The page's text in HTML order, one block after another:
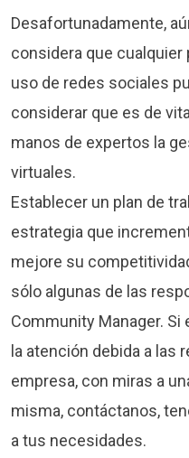
Desafortunadamente,
considera que
uso de redes sociales
considerar que es de
manos de expertos la
virtuales.
Establecer un plan de
estrategia que
mejore su
sólo algunas de las
Community Manager.
la atención debida a las
empresa, con miras a
misma, contáctanos,
a tus necesidades.